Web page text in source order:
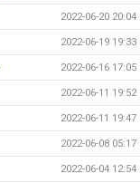
2022-06-20 20:04
2022-06-19 19:33
2022-06-16 17:05
2022-06-11 19:52
2022-06-11 19:47
2022-06-08 05:17
2022-06-04 12:54